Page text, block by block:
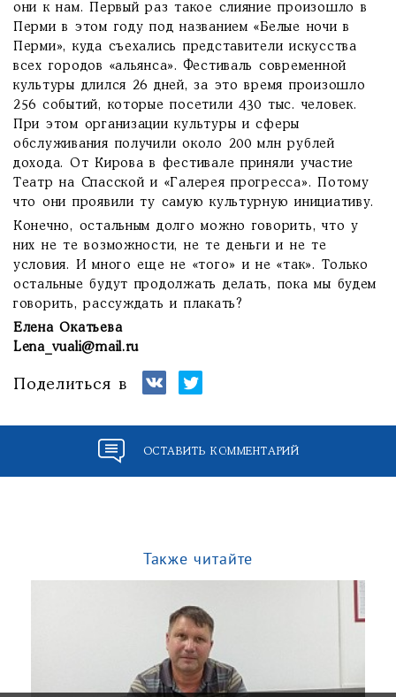
они к нам. Первый раз такое слияние произошло в
Перми в этом году под названием «Белые ночи в
Перми», куда съехались представители искусства
всех городов «альянса». Фестиваль современной
культуры длился 26 дней, за это время произошло
256 событий, которые посетили 430 тыс. человек.
При этом организации культуры и сферы
обслуживания получили около 200 млн рублей
дохода. От Кирова в фестивале приняли участие
Театр на Спасской и «Галерея прогресса». Потому
что они проявили ту самую культурную инициативу.
Конечно, остальным долго можно говорить, что у
них не те возможности, не те деньги и не те
условия. И много еще не «того» и не «так». Только
остальные будут продолжать делать, пока мы будем
говорить, рассуждать и плакать?
Елена Окатьева
Lena_vuali@mail.ru
Поделиться в
ОСТАВИТЬ КОММЕНТАРИЙ
Также читайте